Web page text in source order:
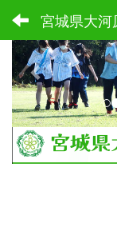
宮城県大
p
r
e
v
i
o
u